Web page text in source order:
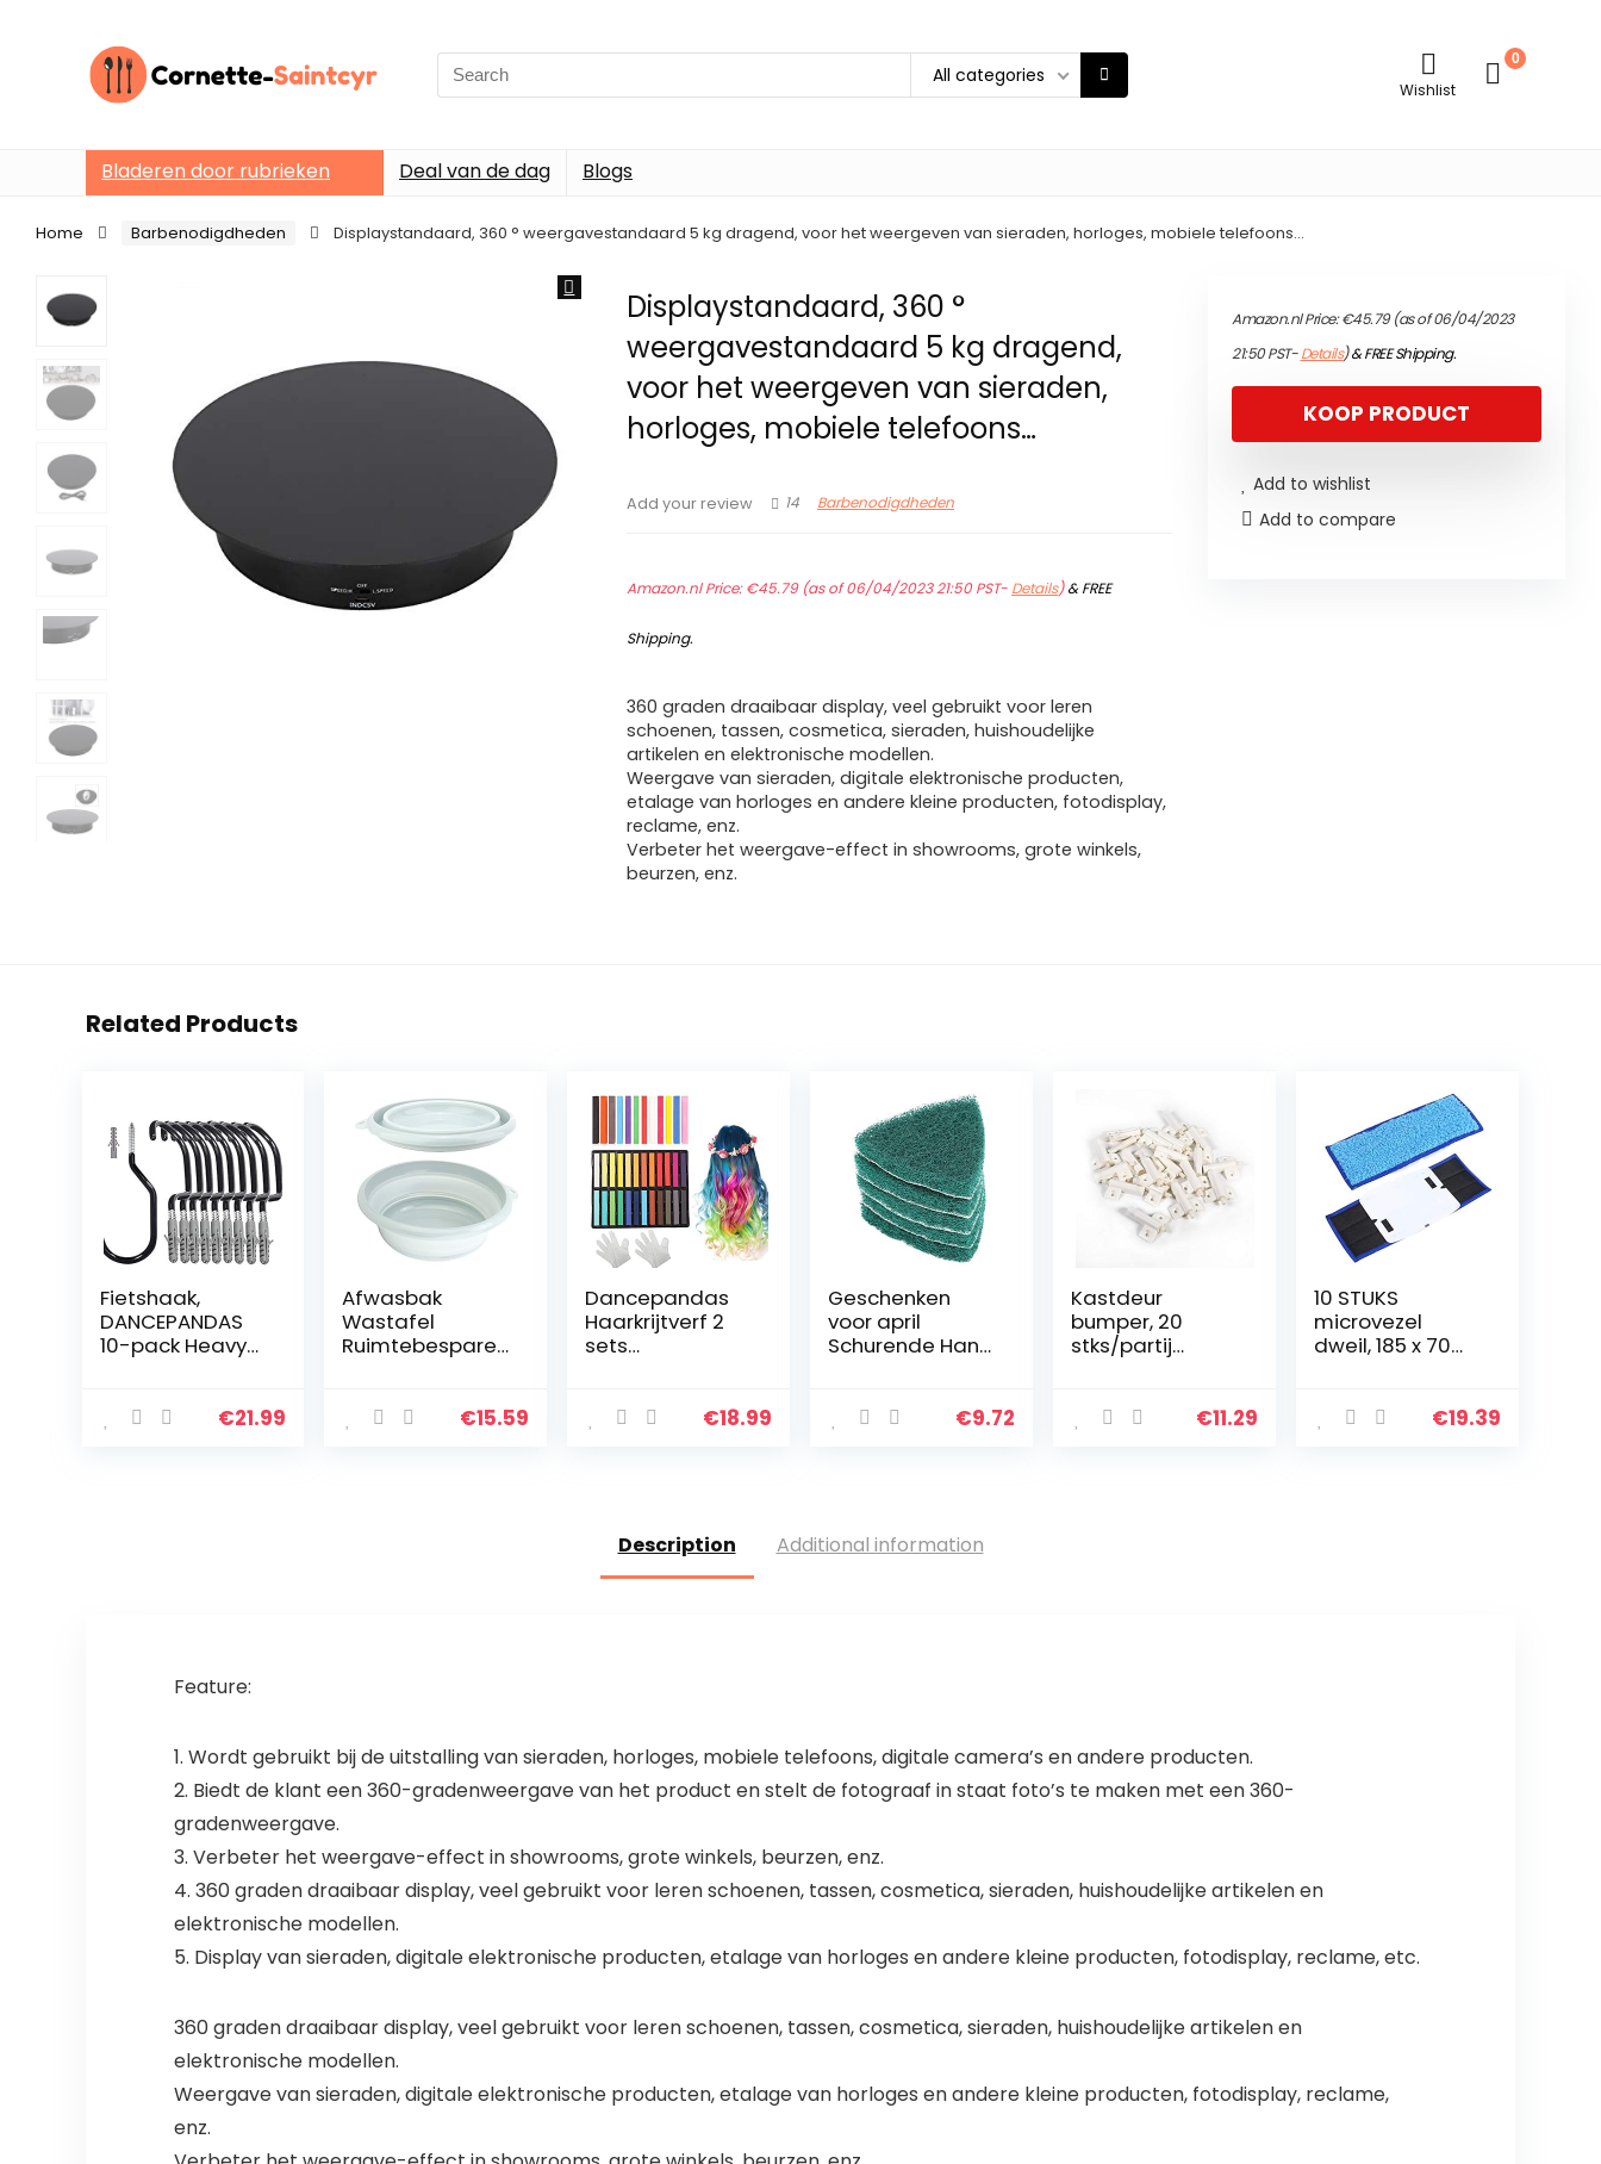
Search
for:
All categories
Wishlist
0
Bladeren door rubrieken Deal van de dag Blogs
Home Barbenodigdheden Displaystandaard, 360 ° weergavestandaard 5 kg dragend, voor het weergeven van sieraden, horloges, mobiele telefoons…
Displaystandaard, 360 °
weergavestandaard 5 kg dragend,
voor het weergeven van sieraden,
horloges, mobiele telefoons…
Add your review 14 Barbenodigdheden
Amazon.nl Price:€45.79(as of 06/04/2023 21:50 PST- Details)&FREE
Shipping.
360 graden draaibaar display, veel gebruikt voor leren
schoenen, tassen, cosmetica, sieraden, huishoudelijke
artikelen en elektronische modellen.
Weergave van sieraden, digitale elektronische producten,
etalage van horloges en andere kleine producten, fotodisplay,
reclame, enz.
Verbeter het weergave-effect in showrooms, grote winkels,
beurzen, enz.
Amazon.nl Price:€45.79(as of 06/04/2023
21:50 PST-Details)&FREE Shipping.
KOOP PRODUCT
Add to wishlist
Add to compare
Related Products
Fietshaak,
DANCEPANDAS
10-pack Heavy
ers Schuur
€21.99
Afwasbak
Wastafel
Ruimtebesparen
keuken om te
€15.59
Dancepandas
Haarkrijtverf 2
sets
haarkrijt
€18.99
Geschenken
voor april
Schurende Hand
Polijst Pad
€9.72
Kastdeur
bumper, 20
stks/partij
Quiet Close
€11.29
10 STUKS
microvezel
dweil, 185 x 70
wasbare nat-
€19.39
Description Additional information
Feature:
1. Wordt gebruikt bij de uitstalling van sieraden, horloges, mobiele telefoons, digitale camera’s en andere producten.
2. Biedt de klant een 360-gradenweergave van het product en stelt de fotograaf in staat foto’s te maken met een 360-
gradenweergave.
3. Verbeter het weergave-effect in showrooms, grote winkels, beurzen, enz.
4. 360 graden draaibaar display, veel gebruikt voor leren schoenen, tassen, cosmetica, sieraden, huishoudelijke artikelen en
elektronische modellen.
5. Display van sieraden, digitale elektronische producten, etalage van horloges en andere kleine producten, fotodisplay, reclame, etc.
360 graden draaibaar display, veel gebruikt voor leren schoenen, tassen, cosmetica, sieraden, huishoudelijke artikelen en
elektronische modellen.
Weergave van sieraden, digitale elektronische producten, etalage van horloges en andere kleine producten, fotodisplay, reclame,
enz.